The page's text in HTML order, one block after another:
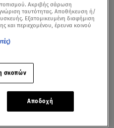
Ακριβής σάρωση
ταυτότητας. Αποθήκευση ή/
Εξατομικευμένη διαφήμιση
και περιεχομένου, έρευνα κοινού
σκοπών
Αποδοχή